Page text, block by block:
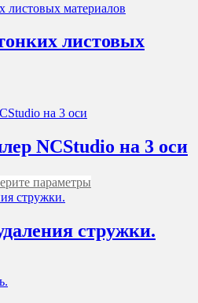
листовых
NCStudio на 3 оси
параметры
вариаций.
стружки.